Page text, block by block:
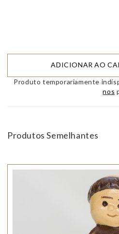
ADICIONAR AO
Produto temporariamente
nos
Produtos Semelhantes